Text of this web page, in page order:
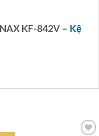
KF-842V – Kệ